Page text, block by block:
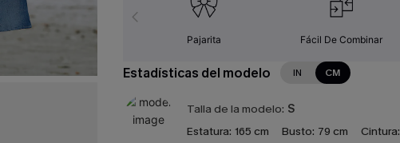
Pajarita Fácil De Combinar
Estadísticas del modelo IN CM
Talla de la modelo: S
Estatura: 165 cm Busto: 79 cm Cintura: